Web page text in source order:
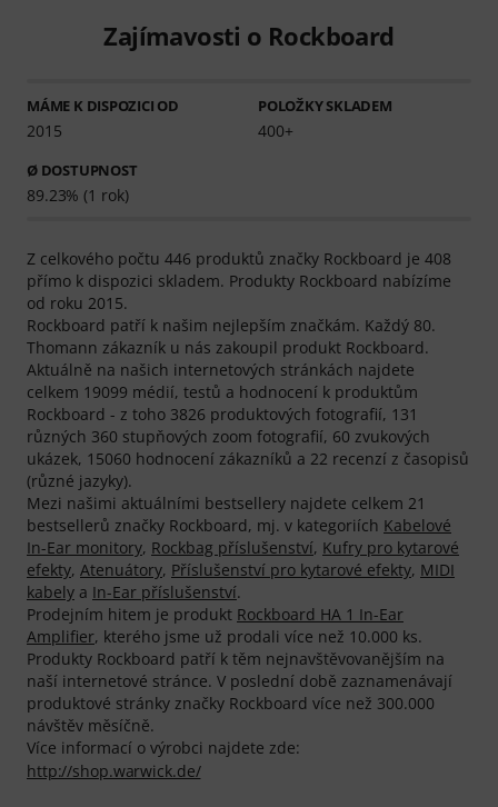
Zajímavosti o Rockboard
MÁME K DISPOZICI OD
2015
POLOŽKY SKLADEM
400+
Ø DOSTUPNOST
89.23% (1 rok)
Z celkového počtu 446 produktů značky Rockboard je 408
přímo k dispozici skladem. Produkty Rockboard nabízíme
od roku 2015.
Rockboard patří k našim nejlepším značkám. Každý 80.
Thomann zákazník u nás zakoupil produkt Rockboard.
Aktuálně na našich internetových stránkách najdete
celkem 19099 médií, testů a hodnocení k produktům
Rockboard - z toho 3826 produktových fotografií, 131
různých 360 stupňových zoom fotografií, 60 zvukových
ukázek, 15060 hodnocení zákazníků a 22 recenzí z časopisů
(různé jazyky).
Mezi našimi aktuálními bestsellery najdete celkem 21
bestsellerů značky Rockboard, mj. v kategoriích Kabelové
In-Ear monitory, Rockbag příslušenství, Kufry pro kytarové
efekty, Atenuátory, Příslušenství pro kytarové efekty, MIDI
kabely a In-Ear příslušenství.
Prodejním hitem je produkt Rockboard HA 1 In-Ear
Amplifier, kterého jsme už prodali více než 10.000 ks.
Produkty Rockboard patří k těm nejnavštěvovanějším na
naší internetové stránce. V poslední době zaznamenávají
produktové stránky značky Rockboard více než 300.000
návštěv měsíčně.
Více informací o výrobci najdete zde:
http://shop.warwick.de/